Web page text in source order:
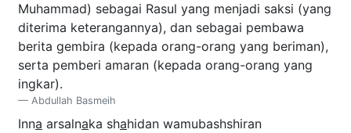
Muhammad) sebagai Rasul yang menjadi saksi (yang
diterima keterangannya), dan sebagai pembawa
berita gembira (kepada orang-orang yang beriman),
serta pemberi amaran (kepada orang-orang yang
ingkar).
Abdullah Basmeih
Inna arsalnaka shahidan wamubashshiran